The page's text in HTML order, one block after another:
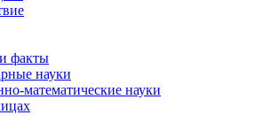
факты
науки
математические науки